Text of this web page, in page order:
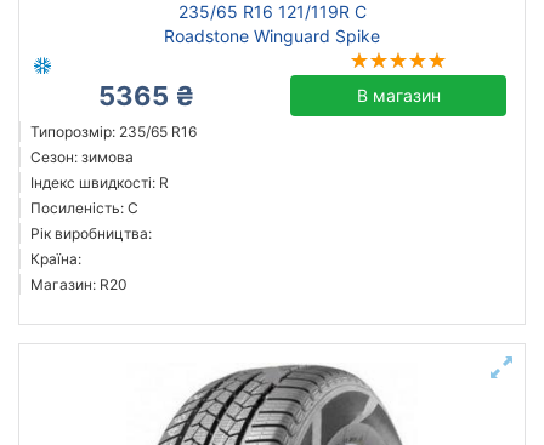
235/65 R16 121/119R C
Roadstone Winguard Spike
5365 ₴ В магазин
Типорозмір: 235/65 R16
Сезон: зимова
Індекс швидкості: R
Посиленість: C
Рік виробництва:
Країна:
Магазин: R20